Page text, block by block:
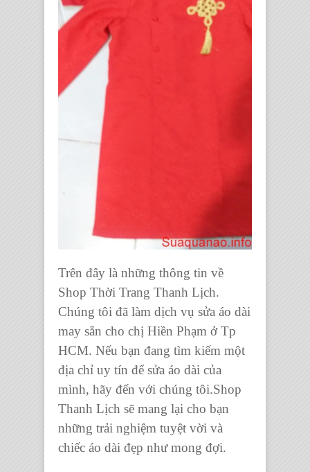
Trên đây là những thông tin về
Shop Thời Trang Thanh Lịch.
Chúng tôi đã làm dịch vụ sửa áo dài
may sẵn cho chị Hiền Phạm ở Tp
HCM. Nếu bạn đang tìm kiếm một
địa chỉ uy tín để sửa áo dài của
mình, hãy đến với chúng tôi.Shop
Thanh Lịch sẽ mang lại cho bạn
những trải nghiệm tuyệt vời và
chiếc áo dài đẹp như mong đợi.